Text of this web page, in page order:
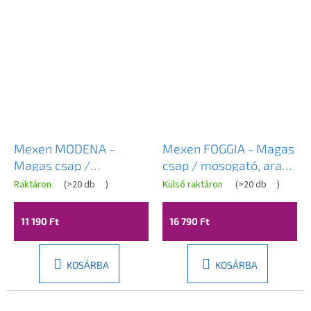
Mexen MODENA -
Magas csap /
mosogató, Fekete,
671900-70
Raktáron (>20 db )
11 190 Ft
KOSÁRBA
Mexen FOGGIA - Magas
csap / mosogató, arany,
671800-50
Külső raktáron (>20 db )
16 790 Ft
KOSÁRBA